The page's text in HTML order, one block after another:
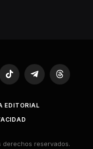
TikTok TelegramThreads
EDITORIAL
reservados.